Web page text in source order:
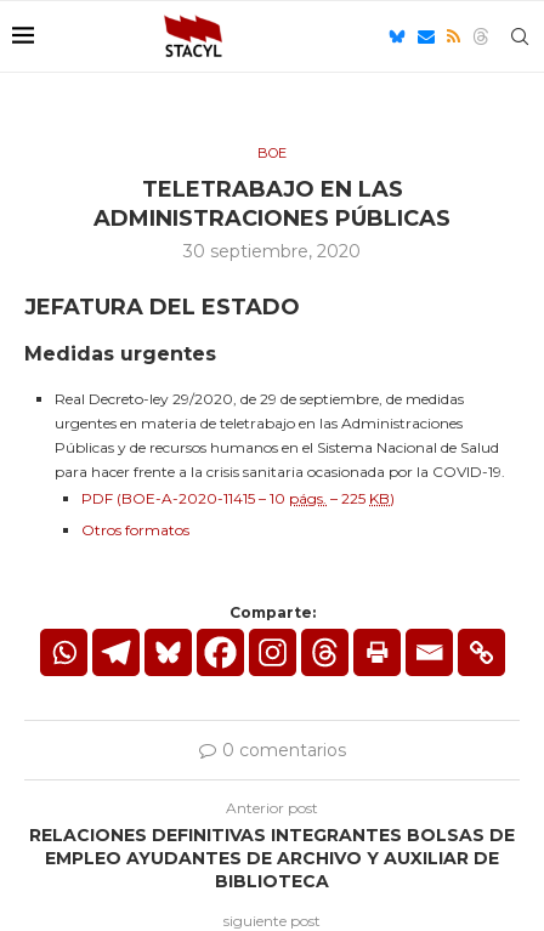
BOE
TELETRABAJO EN LAS
ADMINISTRACIONES PÚBLICAS
30 septiembre, 2020
JEFATURA DEL ESTADO
Medidas urgentes
Real Decreto-ley 29/2020, de 29 de septiembre, de medidas
urgentes en materia de teletrabajo en las Administraciones
Públicas y de recursos humanos en el Sistema Nacional de Salud
para hacer frente a la crisis sanitaria ocasionada por la COVID-19.
PDF (BOE-A-2020-11415 – 10 págs. – 225 KB)
Otros formatos
Comparte:
0 comentarios
Anterior post
RELACIONES DEFINITIVAS INTEGRANTES BOLSAS DE
EMPLEO AYUDANTES DE ARCHIVO Y AUXILIAR DE
BIBLIOTECA
siguiente post